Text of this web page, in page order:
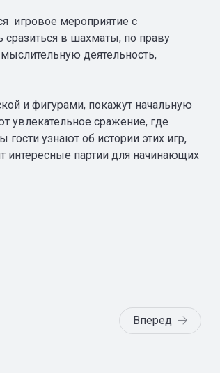
игровое мероприятие с
сразиться в шахматы, по праву
деятельность,
и фигурами, покажут начальную
увлекательное сражение, где
узнают об истории этих игр,
интересные партии для начинающих
Вперед